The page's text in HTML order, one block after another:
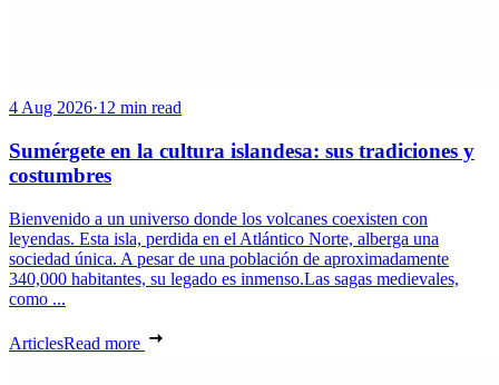
4 Aug 2026·12 min read
Sumérgete en la cultura islandesa: sus tradiciones y
costumbres
Bienvenido a un universo donde los volcanes coexisten con
leyendas. Esta isla, perdida en el Atlántico Norte, alberga una
sociedad única. A pesar de una población de aproximadamente
340,000 habitantes, su legado es inmenso.Las sagas medievales,
como ...
ArticlesRead more